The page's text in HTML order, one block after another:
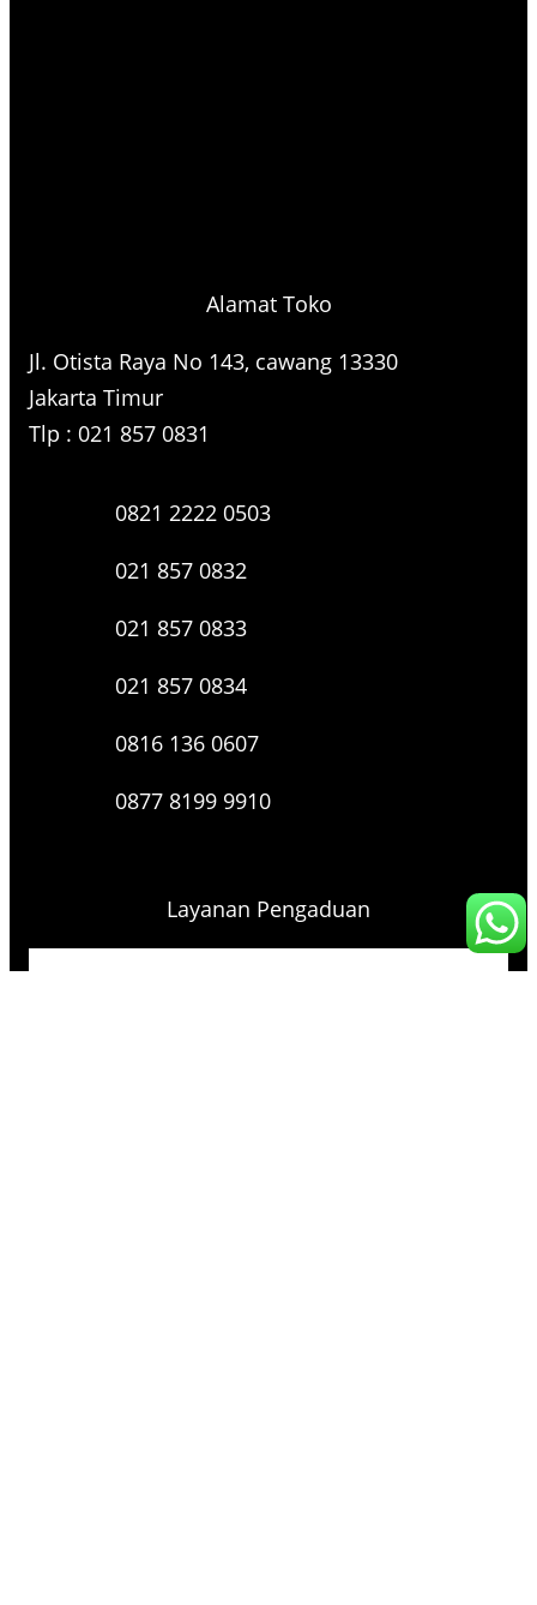
Alamat Toko
Jl. Otista Raya No 143, cawang 13330
Jakarta Timur
Tlp : 021 857 0831
0821 2222 0503
021 857 0832
021 857 0833
021 857 0834
0816 136 0607
0877 8199 9910
Layanan Pengaduan